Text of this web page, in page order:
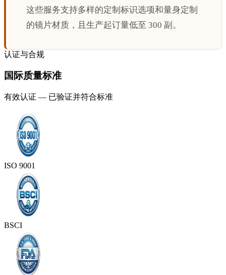
这些服务支持多样的定制标识选项和量身定制
的镜片材质，且生产起订量低至 300 副。
认证与合规
国际质量标准
有效认证 — 已验证并符合标准
ISO 9001
BSCI